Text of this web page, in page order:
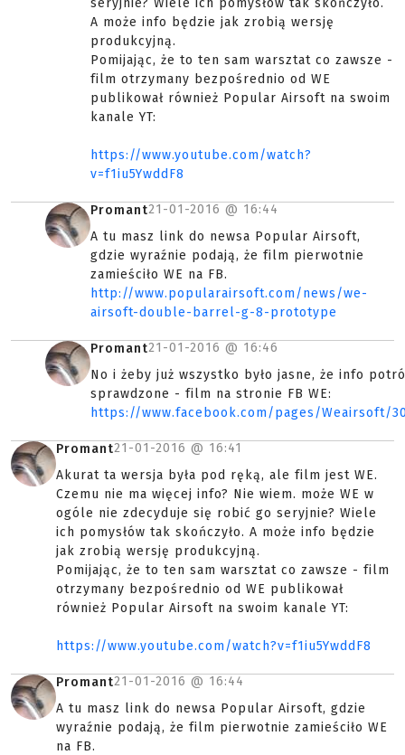
seryjnie? Wiele ich pomysłów tak skończyło.
A może info będzie jak zrobią wersję
produkcyjną.
Pomijając, że to ten sam warsztat co zawsze -
film otrzymany bezpośrednio od WE
publikował również Popular Airsoft na swoim
kanale YT:
https://www.youtube.com/watch?
v=f1iu5YwddF8
Promant21-01-2016 @ 16:44
A tu masz link do newsa Popular Airsoft,
gdzie wyraźnie podają, że film pierwotnie
zamieściło WE na FB.
http://www.popularairsoft.com/news/we-
airsoft-double-barrel-g-8-prototype
Promant21-01-2016 @ 16:46
No i żeby już wszystko było jasne, że info
sprawdzone - film na stronie FB WE:
https://www.facebook.com/pages/Weairsoft/
Promant21-01-2016 @ 16:41
Akurat ta wersja była pod ręką, ale film jest WE.
Czemu nie ma więcej info? Nie wiem. może WE w
ogóle nie zdecyduje się robić go seryjnie? Wiele
ich pomysłów tak skończyło. A może info będzie
jak zrobią wersję produkcyjną.
Pomijając, że to ten sam warsztat co zawsze - film
otrzymany bezpośrednio od WE publikował
również Popular Airsoft na swoim kanale YT:
https://www.youtube.com/watch?v=f1iu5YwddF8
Promant21-01-2016 @ 16:44
A tu masz link do newsa Popular Airsoft, gdzie
wyraźnie podają, że film pierwotnie zamieściło WE
na FB.